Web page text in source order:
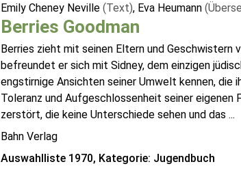
Emily Cheney Neville (Text), Eva Heumann
Berries Goodman
Berries zieht mit seinen Eltern und Geschwistern
befreundet er sich mit Sidney, dem einzigen
engstirnige Ansichten seiner Umwelt kennen, die
Toleranz und Aufgeschlossenheit seiner eigenen
zerstört, die keine Unterschiede sehen und das ...
Bahn Verlag
Auswahlliste 1970, Kategorie: Jugendbuch